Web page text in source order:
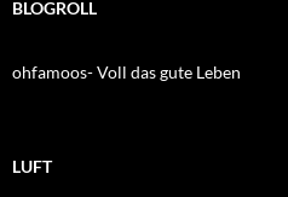
BLOGROLL
ohfamoos- Voll das gute Leben
LUFT